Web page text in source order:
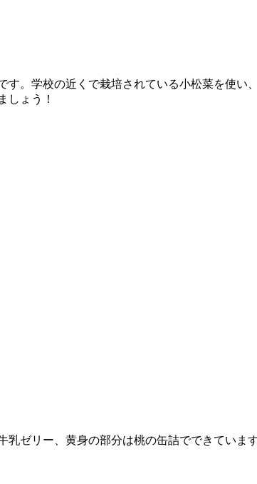
。学校の近くで栽培されている小松菜を使い
しょう！
ゼリー、黄身の部分は桃の缶詰でできていま